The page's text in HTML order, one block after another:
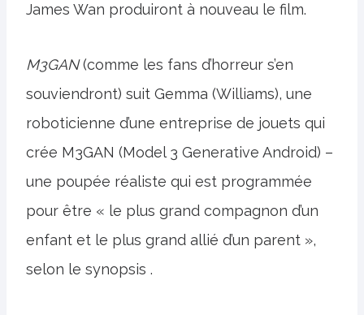
James Wan produiront à nouveau le film.
M3GAN(comme les fans d’horreur s’en
souviendront) suit Gemma (Williams), une
roboticienne d’une entreprise de jouets qui
crée M3GAN (Model 3 Generative Android) –
une poupée réaliste qui est programmée
pour être « le plus grand compagnon d’un
enfant et le plus grand allié d’un parent »,
selon le synopsis .